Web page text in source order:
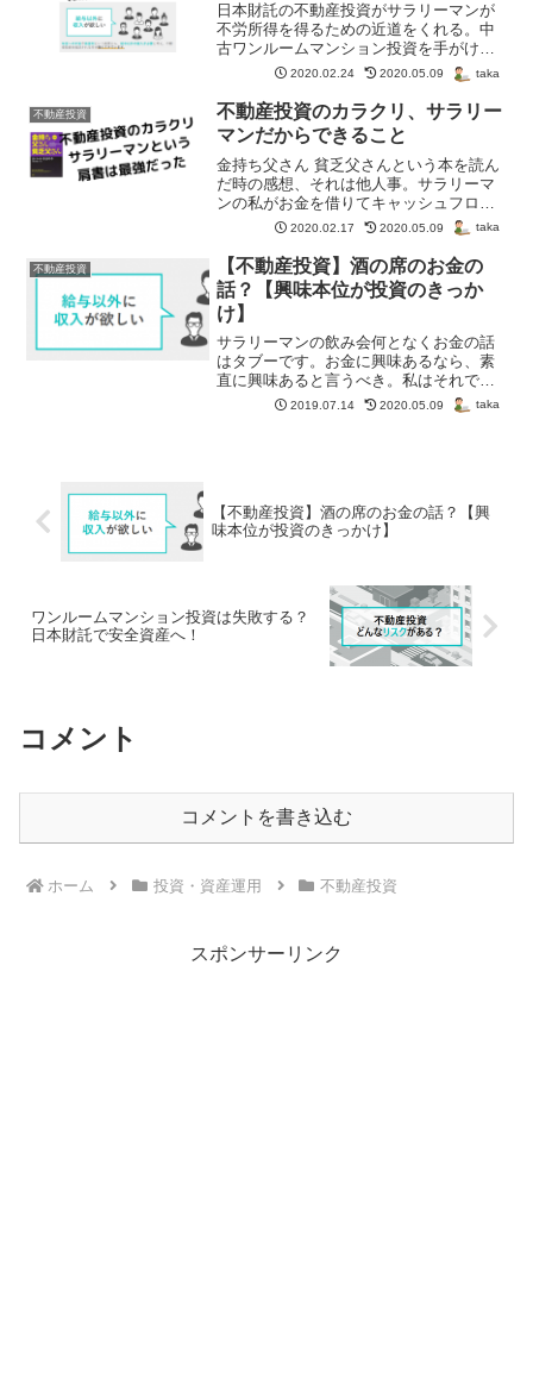
日本財託の不動産投資がサラリーマンが
不労所得を得るための近道をくれる。中
古ワンルームマンション投資を手がけ、
万全の管理体制から入居率は脅威の
99.71%。無理な営業は一切なく安心でき
る長年の実績。是非説明会を聞いてみて
欲しい。
2020.02.24 2020.05.09 taka
不動産投資
不動産投資のカラクリ、サラリー
マンだからできること
金持ち父さん 貧乏父さんという本を読ん
だ時の感想、それは他人事。サラリーマ
ンの私がお金を借りてキャッシュフロー
を回すことなんて別世界だと思ってた。
2020.02.17 2020.05.09 taka
不動産投資
【不動産投資】酒の席のお金の
話？【興味本位が投資のきっか
け】
サラリーマンの飲み会何となくお金の話
はタブーです。お金に興味あるなら、素
直に興味あると言うべき。私はそれで、
日本財託さんに出会い不動産投資を開始
2019.07.14 2020.05.09 taka
【不動産投資】酒の席のお金の話？【興
味本位が投資のきっかけ】
ワンルームマンション投資は失敗する？
日本財託で安全資産へ！
コメント
コメントを書き込む
ホーム 投資・資産運用 不動産投資
スポンサーリンク